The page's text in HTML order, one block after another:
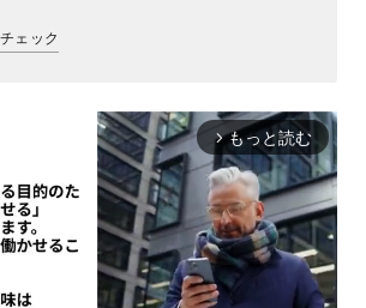
ェック
arrow_forward_ios もっと読む